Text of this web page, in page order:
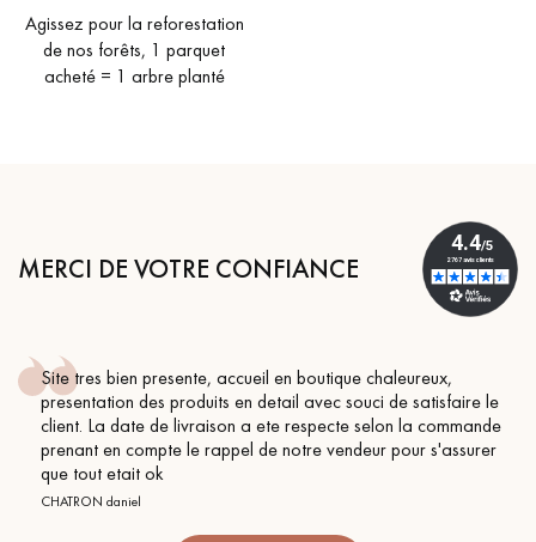
Agissez pour la reforestation
de nos forêts, 1 parquet
acheté = 1 arbre planté
MERCI DE VOTRE CONFIANCE
Site tres bien presente, accueil en boutique chaleureux,
presentation des produits en detail avec souci de satisfaire le
client. La date de livraison a ete respecte selon la commande
prenant en compte le rappel de notre vendeur pour s'assurer
que tout etait ok
CHATRON daniel